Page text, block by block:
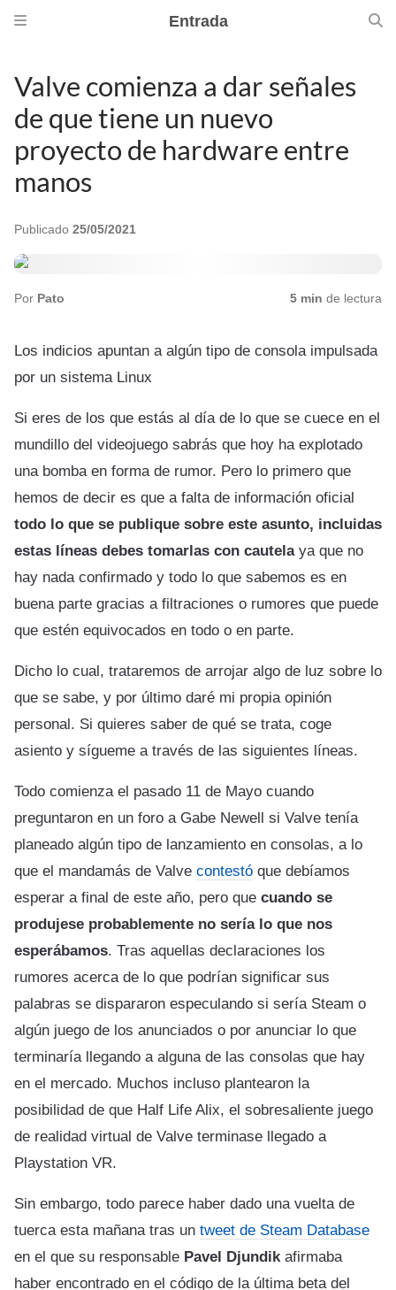
Entrada
Valve comienza a dar señales
de que tiene un nuevo
proyecto de hardware entre
manos
Publicado 25/05/2021
Por Pato 5 min de lectura
Los indicios apuntan a algún tipo de consola impulsada
por un sistema Linux
Si eres de los que estás al día de lo que se cuece en el
mundillo del videojuego sabrás que hoy ha explotado
una bomba en forma de rumor. Pero lo primero que
hemos de decir es que a falta de información oficial
todo lo que se publique sobre este asunto, incluidas
estas líneas debes tomarlas con cautelaya que no
hay nada confirmado y todo lo que sabemos es en
buena parte gracias a filtraciones o rumores que puede
que estén equivocados en todo o en parte.
Dicho lo cual, trataremos de arrojar algo de luz sobre lo
que se sabe, y por último daré mi propia opinión
personal. Si quieres saber de qué se trata, coge
asiento y sígueme a través de las siguientes líneas.
Todo comienza el pasado 11 de Mayo cuando
preguntaron en un foro a Gabe Newell si Valve tenía
planeado algún tipo de lanzamiento en consolas, a lo
que el mandamás de Valve contestó que debíamos
esperar a final de este año, pero que cuando se
produjese probablemente no sería lo que nos
esperábamos. Tras aquellas declaraciones los
rumores acerca de lo que podrían significar sus
palabras se dispararon especulando si sería Steam o
algún juego de los anunciados o por anunciar lo que
terminaría llegando a alguna de las consolas que hay
en el mercado. Muchos incluso plantearon la
posibilidad de que Half Life Alix, el sobresaliente juego
de realidad virtual de Valve terminase llegado a
Playstation VR.
Sin embargo, todo parece haber dado una vuelta de
tuerca esta mañana tras un tweet de Steam Database
en el que su responsable Pavel Djundikafirmaba
haber encontrado en el código de la última beta del